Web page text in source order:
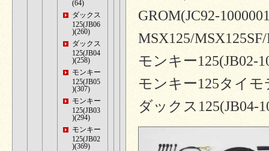
(64)
ダックス
125(JB06
)(260)
ダックス
125(JB04
)(258)
モンキー
125(JB05
)(307)
モンキー
125(JB03
)(294)
モンキー
125(JB02
)(369)
GROM(JC92-
MSX125/
モンキー125(JB02-
モンキー125タイモ
ダックス125(JB04-